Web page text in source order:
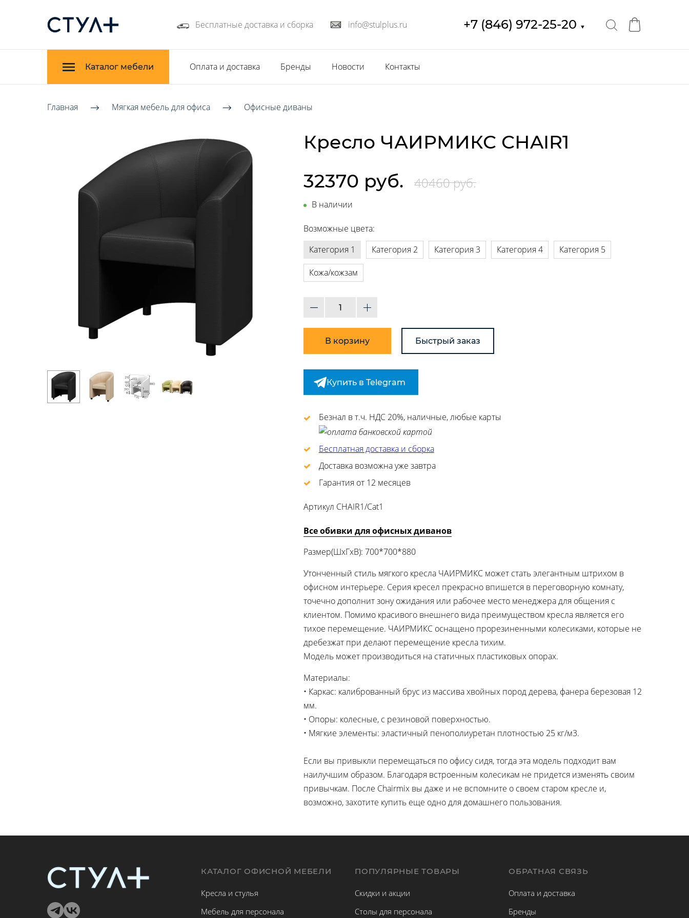
Бесплатные доставка и сборка info@stulplus.ru +7 (846) 972-25-20 ▼
Каталог мебели Оплата и доставка Бренды Новости Контакты
Главная Мягкая мебель для офиса Офисные диваны
Кресло ЧАИРМИКС СНAIR1
32370 руб.
40460 руб.
В наличии
Возможные цвета:
Категория 1
Категория 2 Категория 3 Категория 4 Категория 5
Кожа/кожзам
В корзину Быстрый заказ
Купить в Telegram
Безнал в т.ч. НДС 20%, наличные, любые карты
Бесплатная доставка и сборка
Доставка возможна уже завтра
Гарантия от 12 месяцев
Артикул СНAIR1/Cat1
Все обивки для офисных диванов
Размер(ШхГхВ): 700*700*880
Утонченный стиль мягкого кресла ЧАИРМИКС может стать элегантным штрихом в
офисном интерьере. Серия кресел прекрасно впишется в переговорную комнату,
точечно дополнит зону ожидания или рабочее место менеджера для общения с
клиентом. Помимо красивого внешнего вида преимуществом кресла является его
тихое перемещение. ЧАИРМИКС оснащено прорезиненными колесиками, которые не
дребезжат при делают перемещение кресла тихим.
Модель может производиться на статичных пластиковых опорах.
Материалы:
• Каркас: калиброванный брус из массива хвойных пород дерева, фанера березовая 12
мм.
• Опоры: колесные, с резиновой поверхностью.
• Мягкие элементы: эластичный пенополиуретан плотностью 25 кг/м3.
Если вы привыкли перемещаться по офису сидя, тогда эта модель подходит вам
наилучшим образом. Благодаря встроенным колесикам не придется изменять своим
привычкам. После Chairmix вы даже и не вспомните о своем старом кресле и,
возможно, захотите купить еще одно для домашнего пользования.
КАТАЛОГ ОФИСНОЙ МЕБЕЛИ
Кресла и стулья
Мебель для персонала
ПОПУЛЯРНЫЕ ТОВАРЫ
Скидки и акции
Столы для персонала
ОБРАТНАЯ СВЯЗЬ
Оплата и доставка
Бренды